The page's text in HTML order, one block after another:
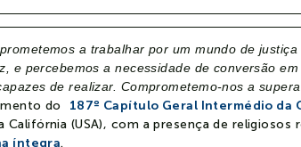
a trabalhar por um mundo de
e percebemos a necessidade de conversão
de realizar. Comprometemo-nos a
do 187º Capítulo Geral Intermédio da
Califórnia (USA), com a presença de
íntegra.